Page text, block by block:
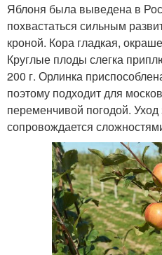
Яблоня была выведена в
похвастаться сильным
кроной. Кора гладкая,
Круглые плоды слегка
200 г. Орлинка
поэтому подходит для
переменчивой погодой.
сопровождается